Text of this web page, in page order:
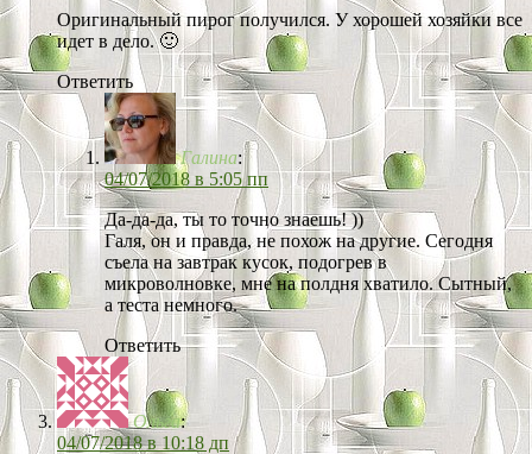
Оригинальный пирог получился. У хорошей хозяйки все
идет в дело. 🙂
Ответить
Галина:
04/07/2018 в 5:05 пп
Да-да-да, ты то точно знаешь! ))
Галя, он и правда, не похож на другие. Сегодня
съела на завтрак кусок, подогрев в
микроволновке, мне на полдня хватило. Сытный,
а теста немного.
Ответить
Ольга:
04/07/2018 в 10:18 дп